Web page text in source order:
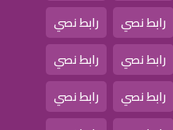
رابط نصي
رابط نصي
رابط نصي
رابط نصي
رابط نصي
رابط نصي